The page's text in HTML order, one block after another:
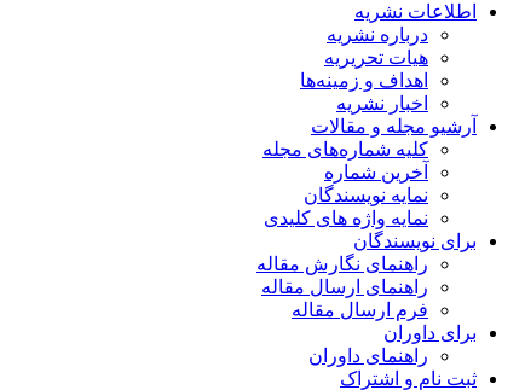
اطلاعات نشریه
درباره نشریه
هیات تحریریه
اهداف و زمینه‌ها
اخبار نشریه
آرشیو مجله و مقالات
کلیه شماره‌های مجله
آخرین شماره
نمایه نویسندگان
نمایه واژه های کلیدی
برای نویسندگان
راهنمای نگارش مقاله
راهنمای ارسال مقاله
فرم ارسال مقاله
برای داوران
راهنمای داوران
ثبت نام و اشتراک